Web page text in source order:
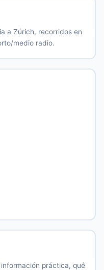
a Zúrich, recorridos en
medio radio.
práctica, qué